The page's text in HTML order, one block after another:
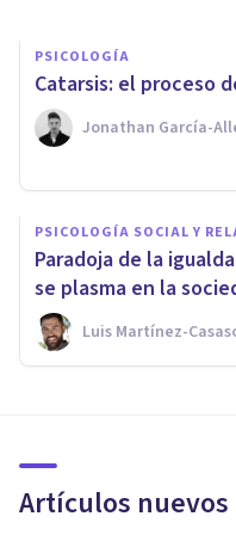
PSICOLOGÍA
Catarsis: el proceso
Jonathan García-
PSICOLOGÍA SOCIAL Y
Paradoja de la
se plasma en la
Luis Martínez-
Artículos nuevos